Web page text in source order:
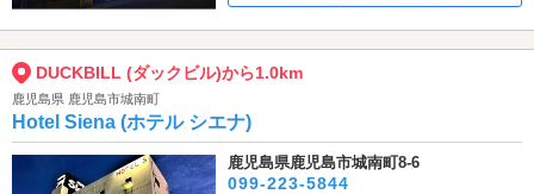
DUCKBILL (ダックビル)から1.0km
鹿児島県 鹿児島市城南町
Hotel Siena (ホテル シエナ)
鹿児島県鹿児島市城南町8-6
099-223-5844